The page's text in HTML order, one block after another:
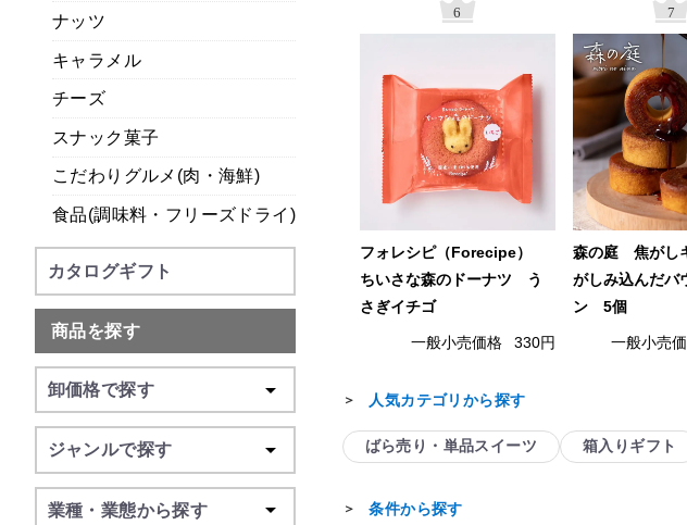
6
フォレシピ（Forecipe）
ちいさな森のドーナツ う
さぎイチゴ
一般小売価格 330円
7
森の庭 焦がし
がしみ込んだバ
ン 5個
一般小売
＞ 人気カテゴリから探す
ばら売り・単品スイーツ 箱入りギフト
＞条件から探す
ナッツ
キャラメル
チーズ
スナック菓子
こだわりグルメ(肉・海鮮)
食品(調味料・フリーズドライ)
カタログギフト
商品を探す
卸価格で探す
ジャンルで探す
業種・業態から探す